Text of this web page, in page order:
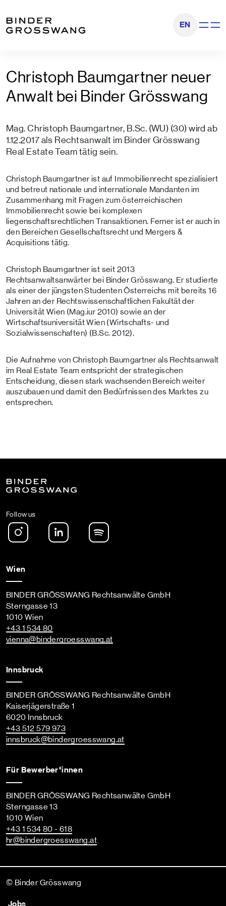
EN
Christoph Baumgartner neuer
Anwalt bei Binder Grösswang
Mag. Christoph Baumgartner, B.Sc. (WU) (30) wird ab
1.12.2017 als Rechtsanwalt im Binder Grösswang
Real Estate Team tätig sein.
Christoph Baumgartner ist auf Immobilienrecht spezialisiert
und betreut nationale und internationale Mandanten im
Zusammenhang mit Fragen zum österreichischen
Immobilienrecht sowie bei komplexen
liegenschaftsrechtlichen Transaktionen. Ferner ist er auch in
den Bereichen Gesellschaftsrecht und Mergers &
Acquisitions tätig.
Christoph Baumgartner ist seit 2013
Rechtsanwaltsanwärter bei Binder Grösswang. Er studierte
als einer der jüngsten Studenten Österreichs mit bereits 16
Jahren an der Rechtswissenschaftlichen Fakultät der
Universität Wien (Mag.iur 2010) sowie an der
Wirtschaftsuniversität Wien (Wirtschafts- und
Sozialwissenschaften) (B.Sc. 2012).
Die Aufnahme von Christoph Baumgartner als Rechtsanwalt
im Real Estate Team entspricht der strategischen
Entscheidung, diesen stark wachsenden Bereich weiter
auszubauen und damit den Bedürfnissen des Marktes zu
entsprechen.
Follow us
Instagram LinkedIn
Wien
BINDER GRÖSSWANG Rechtsanwälte GmbH
Sterngasse 13
1010 Wien
+43 1 534 80
vienna@bindergroesswang.at
Innsbruck
BINDER GRÖSSWANG Rechtsanwälte GmbH
Kaiserjägerstraße 1
6020 Innsbruck
+43 512 579 973
innsbruck@bindergroesswang.at
Für Bewerber*innen
BINDER GRÖSSWANG Rechtsanwälte GmbH
Sterngasse 13
1010 Wien
+43 1 534 80 - 618
hr@bindergroesswang.at
© Binder Grösswang
Jobs